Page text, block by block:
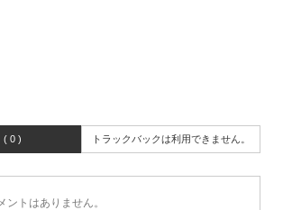
( 0 ) トラックバックは利用できません。
ントはありません。